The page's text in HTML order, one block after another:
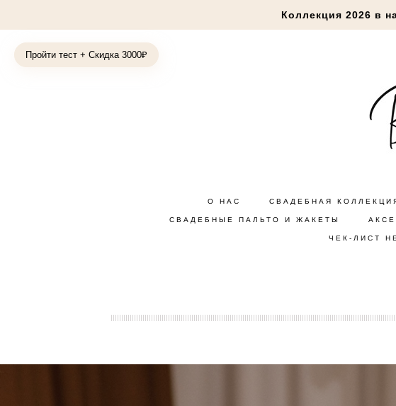
Пройти тест + Скидка 3000₽
Коллекция 2026 в
О НАС СВАДЕБНАЯ
СВАДЕБНЫЕ ПАЛЬТО И ЖАКЕТЫ
ЧЕК-ЛИСТ